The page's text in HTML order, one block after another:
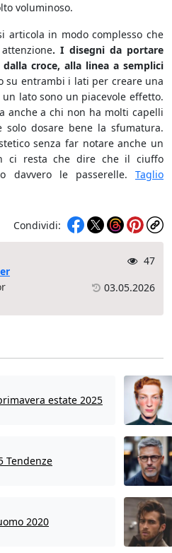
voluminoso.
articola in modo complesso che
. I disegni da portare
croce, alla linea a semplici
su entrambi i lati per creare una
lato sono un piacevole effetto.
anche a chi non ha molti capelli
dosare bene la sfumatura.
senza far notare anche un
ci resta che dire che il ciuffo
davvero le passerelle. Taglio
Condividi:
47
03.05.2026
estate 2025
Tendenze
2020